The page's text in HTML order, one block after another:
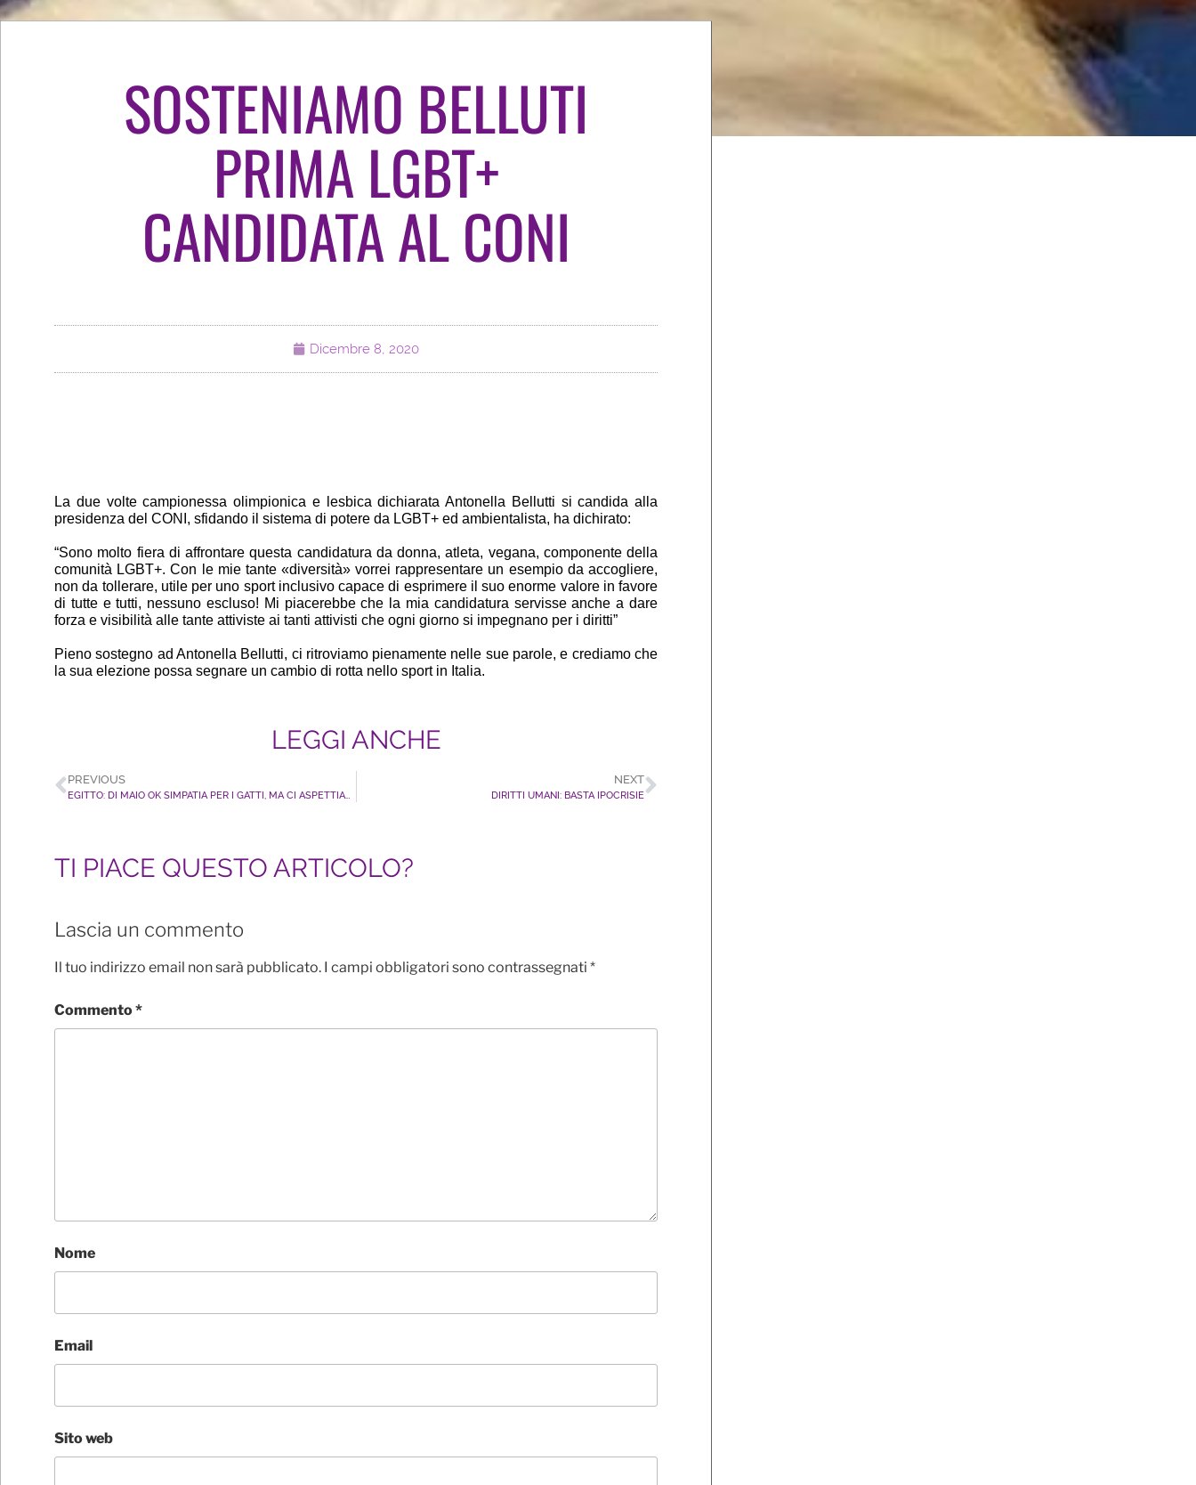
SOSTENIAMO BELLUTI
PRIMA LGBT+
CANDIDATA AL CONI
Dicembre 8, 2020
La due volte campionessa olimpionica e lesbica dichiarata Antonella Bellutti si candida alla
presidenza del CONI, sfidando il sistema di potere da LGBT+ ed ambientalista, ha dichirato:
“Sono molto fiera di affrontare questa candidatura da donna, atleta, vegana, componente della
comunità LGBT+. Con le mie tante «diversità» vorrei rappresentare un esempio da accogliere,
non da tollerare, utile per uno sport inclusivo capace di esprimere il suo enorme valore in favore
di tutte e tutti, nessuno escluso! Mi piacerebbe che la mia candidatura servisse anche a dare
forza e visibilità alle tante attiviste ai tanti attivisti che ogni giorno si impegnano per i diritti”
Pieno sostegno ad Antonella Bellutti, ci ritroviamo pienamente nelle sue parole, e crediamo che
la sua elezione possa segnare un cambio di rotta nello sport in Italia.
LEGGI ANCHE
PREVIOUS NEXT
DIRITTI UMANI: BASTA IPOCRISIE
TI PIACE QUESTO ARTICOLO?
Lascia un commento
Il tuo indirizzo email non sarà pubblicato. I campi obbligatori sono contrassegnati *
Commento*
Nome
Email
Sito web